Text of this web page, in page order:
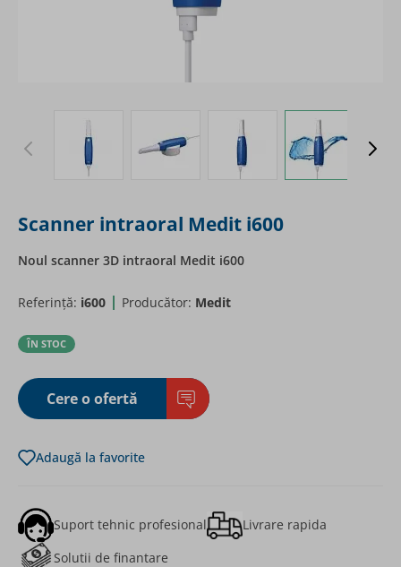
View larger imageView larger imageView larger imageView larger
Scanner intraoral Medit i600
Noul scanner 3D intraoral Medit i600
Referință: i600 Producător: Medit
ÎN STOC
Cere o ofertă
Adaugă la favorite
Suport tehnic profesional
Livrare rapida
Solutii de finantare